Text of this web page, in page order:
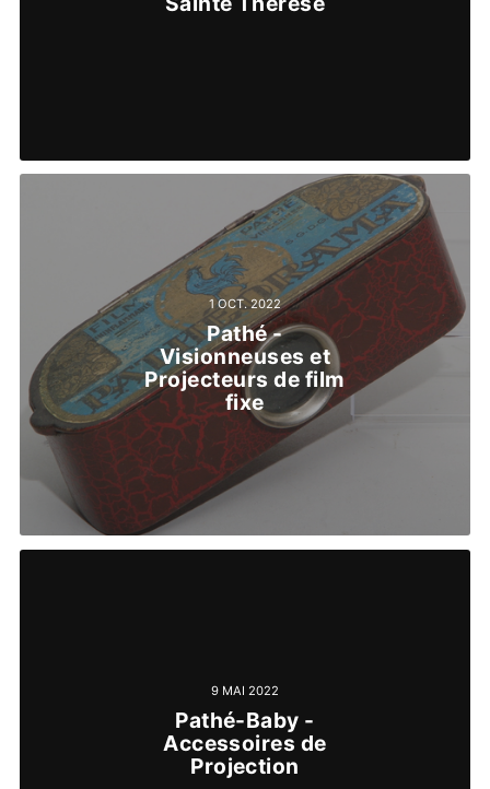
1 OCT. 2022
Pathé -
Visionneuses et
Projecteurs de film
fixe
9 MAI 2022
Pathé-Baby -
Accessoires de
Projection